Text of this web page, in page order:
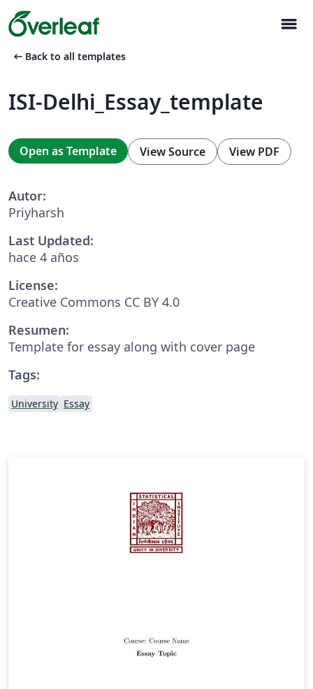
menu
arrow_left_alt Back to all templates
ISI-Delhi_Essay_template
Open as Template View Source View PDF
Autor:
Priyharsh
Last Updated:
hace 4 años
License:
Creative Commons CC BY 4.0
Resumen:
Template for essay along with cover page
Tags:
University Essay